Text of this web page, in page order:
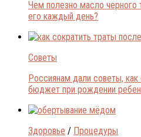
Чем полезно масло черного
его каждый день?
Советы
Россиянам дали советы,
бюджет при рождении
Здоровье / Процедуры